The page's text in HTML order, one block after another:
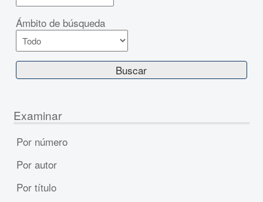
Ámbito de búsqueda
Examinar
Por número
Por autor
Por título